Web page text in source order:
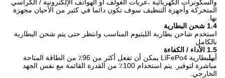
والسكوترات الكهربائية ،عربات الغولف أو الهواتف الإلكترونية / الكراسي
المتحركة وأجهزة التنظيف سوف تكون دائما في كثير من الأحيان مجهزة
بها.
1.4 شحن البطارية
استخدم شاحن بطارية الليثيوم المناسب وانتظر حتى يتم شحن البطارية
بالكامل
1.5 الأداء / الكفاءة
أبيل
بطارية LiFePo4 يمكن أن تفعل أكثر من 96٪ من الطاقة المتاحة
مباشرة لتوفير. يتم استخدام 100٪ من القدرة القائمة مع نفس الجهد
الخارجي.